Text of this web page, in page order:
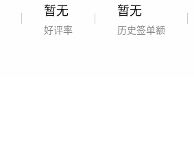
暂无
好评率
暂无
历史签单额